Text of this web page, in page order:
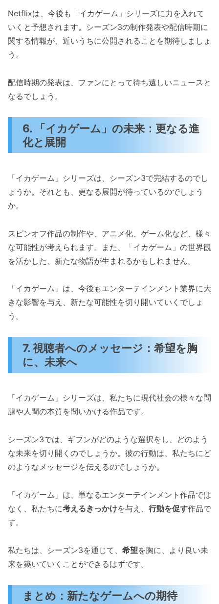
Netflixは、今後も「イカゲーム」シリーズに力を入れて
いくと予想されます。シーズン3の制作発表や配信時期に
関する情報が、近いうちに公開されることを期待しましょ
う。
配信時期の発表は、ファンにとって待ち遠しいニュースと
なるでしょう。
6. 「イカゲーム」の未来：更なる進
化と展開
「イカゲーム」シリーズは、シーズン3で完結するのでし
ょうか。それとも、更なる展開が待っているのでしょう
か。
スピンオフ作品の制作や、アニメ化、ゲーム化など、様々
な可能性が考えられます。また、「イカゲーム」の世界観
を活かした、新たな物語が生まれるかもしれません。
「イカゲーム」は、今後もエンターテインメント業界に大
きな影響を与え、新たな可能性を切り開いていくでしょ
う。
7. 視聴者へのメッセージ：希望を胸
に、未来へ
「イカゲーム」シリーズは、私たちに現代社会の様々な問
題や人間の本質を問いかける作品です。
シーズン3では、ギフンがどのような選択をし、どのよう
な未来を切り開くのでしょうか。彼の行動は、私たちにど
のようなメッセージを伝えるのでしょうか。
「イカゲーム」は、単なるエンターテインメント作品では
なく、私たちに考えるきっかけを与え、 行動を促す作品で
す。
私たちは、シーズン3を通じて、 希望を胸に、より良い未
来を築いていくことができるはずです。
まとめ：新たなゲームへの期待